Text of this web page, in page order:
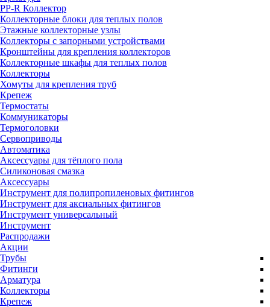
PP-R Коллектор
Коллекторные блоки для теплых полов
Этажные коллекторные узлы
Коллекторы с запорными устройствами
Кронштейны для крепления коллекторов
Коллекторные шкафы для теплых полов
Коллекторы
Хомуты для крепления труб
Крепеж
Термостаты
Коммуникаторы
Термоголовки
Сервоприводы
Автоматика
Аксессуары для тёплого пола
Силиконовая смазка
Аксессуары
Инструмент для полипропиленовых фитингов
Инструмент для аксиальных фитингов
Инструмент универсальный
Инструмент
Распродажи
Акции
Трубы
Фитинги
Арматура
Коллекторы
Крепеж